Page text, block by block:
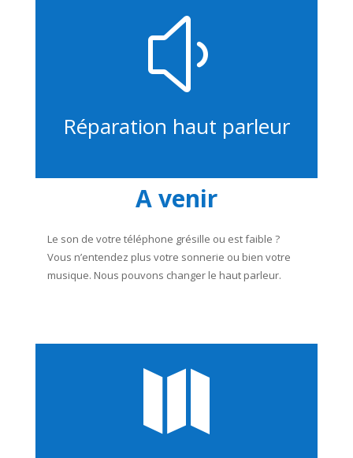
y
Réparation haut parleur
A venir
Le son de votre téléphone grésille ou est faible ?
Vous n’entendez plus votre sonnerie ou bien votre
musique. Nous pouvons changer le haut parleur.
